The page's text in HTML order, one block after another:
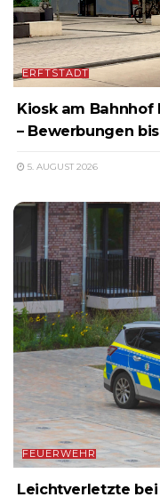
ERFTSTADT
Kiosk am
– Bewerbungen
5. AUGUST 2026
FEUERWEHR
Leichtverletzte